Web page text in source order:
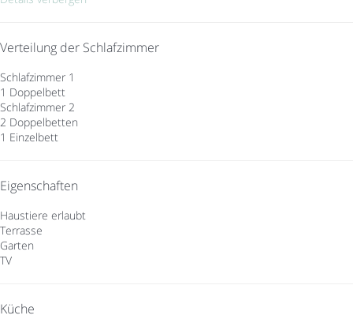
Verteilung der Schlafzimmer
Schlafzimmer 1
1 Doppelbett
Schlafzimmer 2
2 Doppelbetten
1 Einzelbett
Eigenschaften
Haustiere erlaubt
Terrasse
Garten
TV
Küche